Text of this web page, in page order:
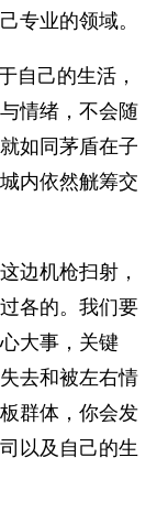
专业的领域。
自己的生活，
情绪，不会随
如同茅盾在子
内依然觥筹交
边机枪扫射，
各的。我们要
大事，关键
去和被左右情
群体，你会发
以及自己的生